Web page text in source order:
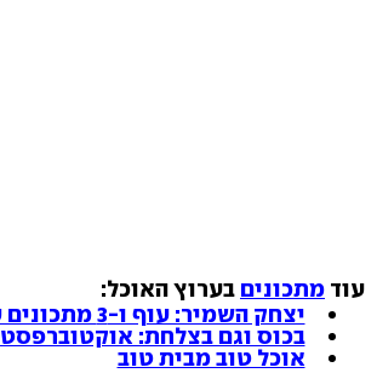
עוד מתכונים בערוץ האוכל:
יצחק השמיר: עוף ו-3 מתכונים עם שמיר
בכוס וגם בצלחת: אוקטוברפסט
אוכל טוב מבית טוב